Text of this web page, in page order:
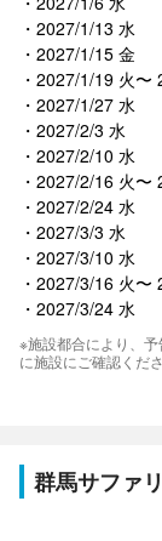
2027/1/13 水
2027/1/15 金
2027/1/19 火〜
2027/1/27 水
2027/2/3 水
2027/2/10 水
2027/2/16 火〜
2027/2/24 水
2027/3/3 水
2027/3/10 水
2027/3/16 火〜
2027/3/24 水
※施設都合により、
に施設にご確認くださ
群馬サファ